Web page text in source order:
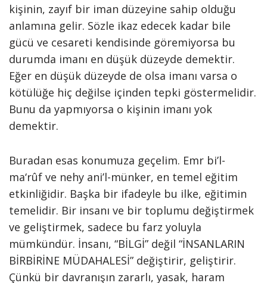
kişinin, zayıf bir iman düzeyine sahip olduğu
anlamına gelir. Sözle ikaz edecek kadar bile
gücü ve cesareti kendisinde göremiyorsa bu
durumda imanı en düşük düzeyde demektir.
Eğer en düşük düzeyde de olsa imanı varsa o
kötülüğe hiç değilse içinden tepki göstermelidir.
Bunu da yapmıyorsa o kişinin imanı yok
demektir.
Buradan esas konumuza geçelim. Emr bi’l-
ma‘rûf ve nehy ani’l-münker, en temel eğitim
etkinliğidir. Başka bir ifadeyle bu ilke, eğitimin
temelidir. Bir insanı ve bir toplumu değiştirmek
ve geliştirmek, sadece bu farz yoluyla
mümkündür. İnsanı, “BİLGİ” değil “İNSANLARIN
BİRBİRİNE MÜDAHALESİ” değiştirir, geliştirir.
Çünkü bir davranışın zararlı, yasak, haram